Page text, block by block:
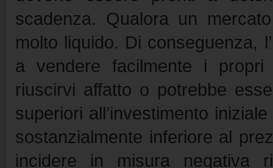
scadenza. Qualora un
molto liquido. Di conseguenza,
a vendere facilmente i
riuscirvi affatto o potrebbe
superiori all’investimento
sostanzialmente inferiore al
incidere in misura negativa